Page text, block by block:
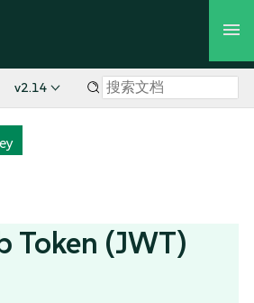
v2.14
Token (JWT)